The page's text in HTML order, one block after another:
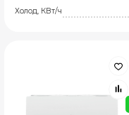
Холод, КВт/ч